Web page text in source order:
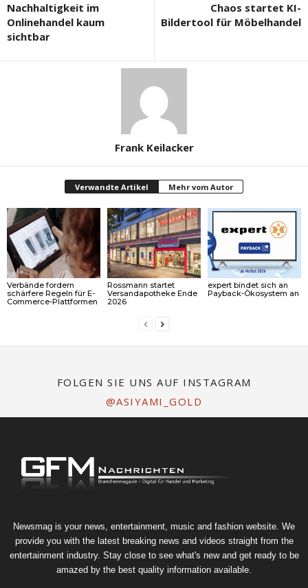
Nachhaltigkeit im
Onlinehandel kaum
sichtbar
Chaos startet KI-
Bildertool für Möbelhandel
Frank Keilacker
Verwandte Artikel Mehr vom Autor
Verbände fordern
schärfere Regeln für E-
Commerce-Plattformen
Rossmann startet
Versandapotheke Ende
2026
expert bindet sich an
Payback-Ökosystem an
FOLGEN SIE UNS AUF INSTAGRAM
@ASIYAMI_GOLD
Newsmag is your news, entertainment, music and fashion website. We
provide you with the latest breaking news and videos straight from the
entertainment industry. Stay close to see what's new and get ready to be
amazed by the best quality information available.